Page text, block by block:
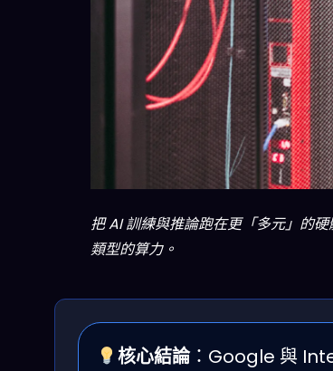
把 AI 訓練與推論跑在更「多元」的
類型的算力。
核心結論：Google 與